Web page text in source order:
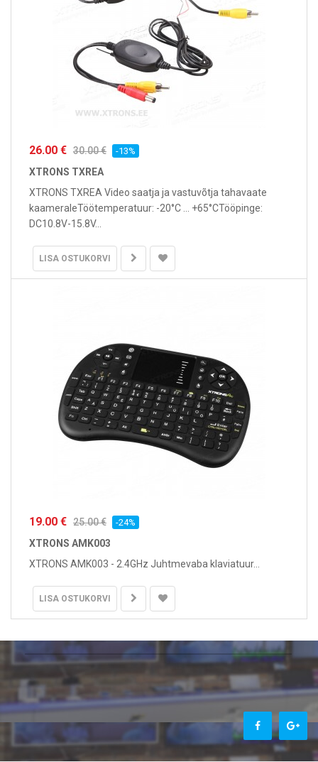
26.00 € 30.00 € -13%
XTRONS TXREA
XTRONS TXREA Video saatja ja vastuvõtja tahavaate
kaameraleTöötemperatuur: -20°C ... +65°CTööpinge:
DC10.8V-15.8V...
LISA OSTUKORVI
19.00 € 25.00 € -24%
XTRONS AMK003
XTRONS AMK003 - 2.4GHz Juhtmevaba klaviatuur...
LISA OSTUKORVI